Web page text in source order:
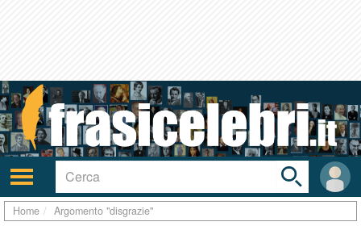
Attiva/disattiva
navigazione
User
area
Toggle
search
bar
Home Argomento "disgrazie"